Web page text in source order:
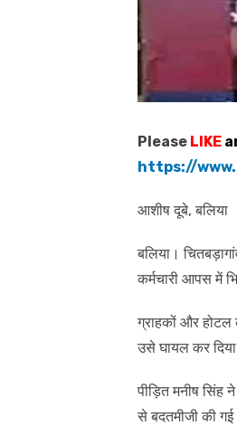
Please LIKE
https://
आशीष दूबे, बलिया
बलिया।
कर्मचारी आपस में
ग्राहकों और होटल
उसे घायल कर
पीड़ित मनीष सिंह
से बदतमीजी की